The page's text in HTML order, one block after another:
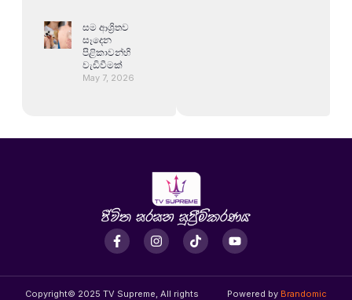
සම ආශ්‍රිතව
සෑදෙන
පිළිකාවන්හි
වැඩිවීමක්
May 7, 2026
Copyright© 2025 TV Supreme, All rights Powered by Brandomic